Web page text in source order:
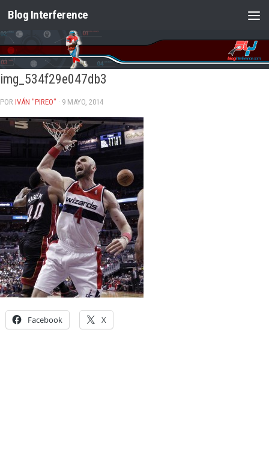
Saltar al contenido
Blog Interference
img_534f29e047db3
POR IVÁN "PIREO" · 9 MAYO, 2014
Facebook X